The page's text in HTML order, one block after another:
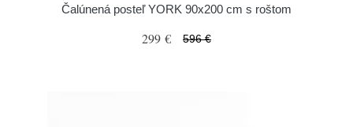
Čalúnená posteľ YORK 90x200 cm s roštom
299 € 596 €